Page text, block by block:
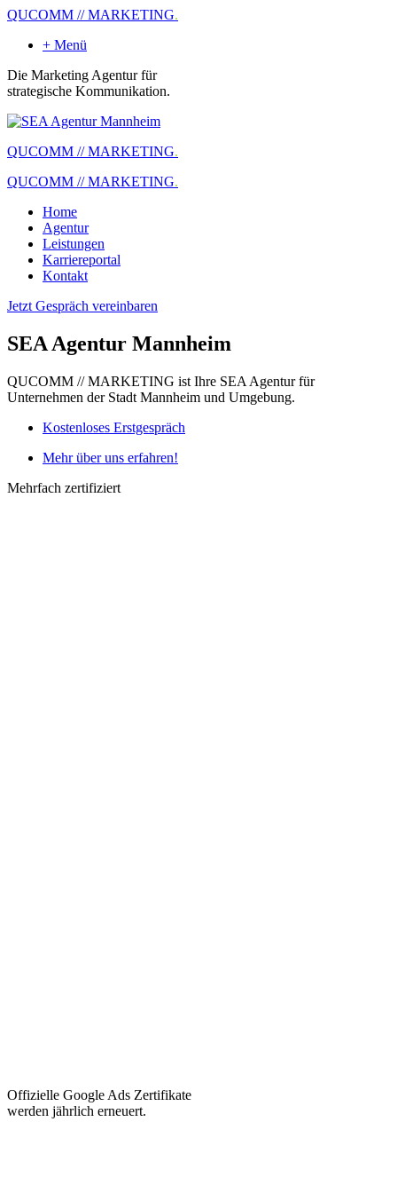
QUCOMM // MARKETING.
+ Menü
Die Marketing Agentur für
strategische Kommunikation.
QUCOMM // MARKETING.
QUCOMM // MARKETING.
Home
Agentur
Leistungen
Karriereportal
Kontakt
Jetzt Gespräch vereinbaren
SEA Agentur Mannheim
QUCOMM // MARKETING ist Ihre SEA Agentur für
Unternehmen der Stadt Mannheim und Umgebung.
Kostenloses Erstgespräch
Mehr über uns erfahren!
Mehrfach zertifiziert
Offizielle Google Ads Zertifikate
werden jährlich erneuert.